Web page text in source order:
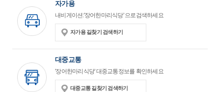
자가용
내비게이션:'장어한마리식당' 으로검색하세요
자가용 길찾기 검색하기
대중교통
'장어한마리식당' 대중교통정보를 확인하세요
대중교통 길찾기 검색하기